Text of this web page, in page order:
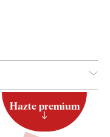
Hazte premium